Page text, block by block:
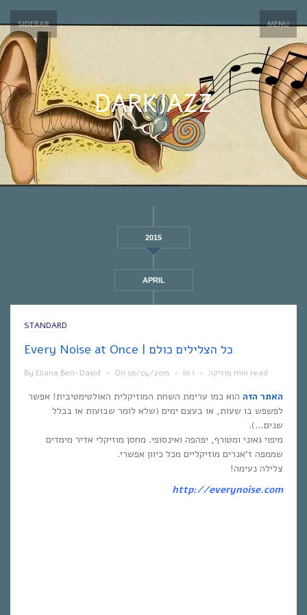
SIDEBAR MENU
DARKJAZZ
2015
APRIL
STANDARD
Every Noise at Once | כל הצלילים כולם
By Eliana Ben-David • On 05/04/2015 • In מוזיקה • 1 min read
האתר הזה הוא כמו ערימת השחת המוזיקלית האולטימטיבית! אפשר
לפשפש בו שעות, או בעצם ימים (שלא לומר שבועות או בכלל
שנים…).
מיפוי גאוני ומטורף, יפהפה ואינסופי. מחסן מוזיקלי אדיר מימדים
שממפה ז’אנרים מוזיקליים מכל כיוון אפשרי.
צלילה נעימה!
http://everynoise.com